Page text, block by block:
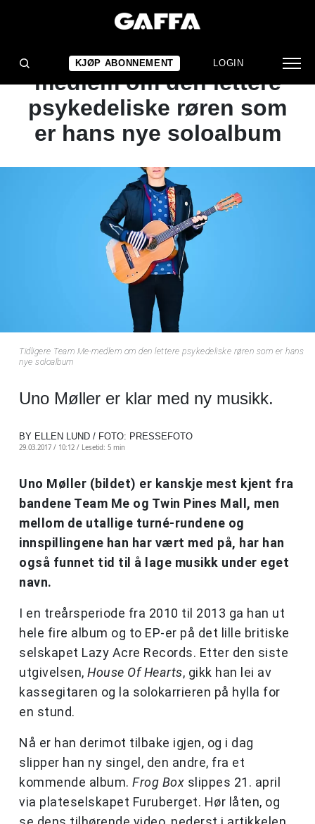
KJØP ABONNEMENT LOGIN
NYHET
Tidligere Team Me-
medlem om den lettere
psykedeliske røren som
er hans nye soloalbum
Tidligere Team Me-medlem om den lettere psykedeliske røren som er hans
nye soloalbum
Uno Møller er klar med ny musikk.
BY ELLEN LUND / FOTO: PRESSEFOTO
29.03.2017 / 10:12 / Lesetid: 5 min
Uno Møller (bildet) er kanskje mest kjent fra
bandene Team Me og Twin Pines Mall, men
mellom de utallige turné-rundene og
innspillingene han har vært med på, har han
også funnet tid til å lage musikk under eget
navn.
I en treårsperiode fra 2010 til 2013 ga han ut
hele fire album og to EP-er på det lille britiske
selskapet Lazy Acre Records. Etter den siste
utgivelsen, House Of Hearts, gikk han lei av
kassegitaren og la solokarrieren på hylla for
en stund.
Nå er han derimot tilbake igjen, og i dag
slipper han ny singel, den andre, fra et
kommende album. Frog Box slippes 21. april
via plateselskapet Furuberget. Hør låten, og